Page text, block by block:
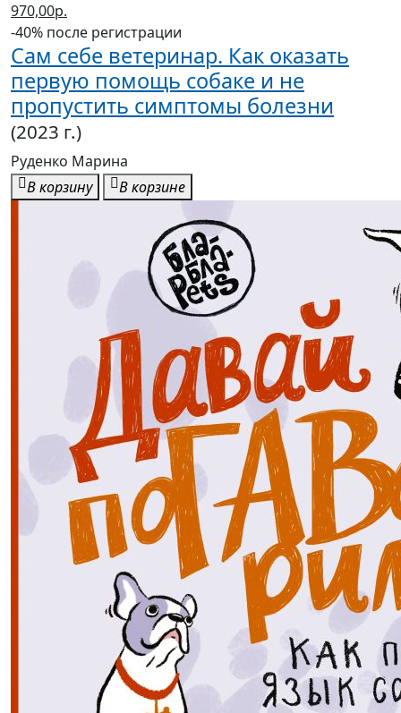
970,00р.
-40% после регистрации
Сам себе ветеринар. Как оказать
первую помощь собаке и не
пропустить симптомы болезни
(2023 г.)
Руденко Марина
В корзину
В корзине